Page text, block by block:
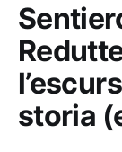
storia